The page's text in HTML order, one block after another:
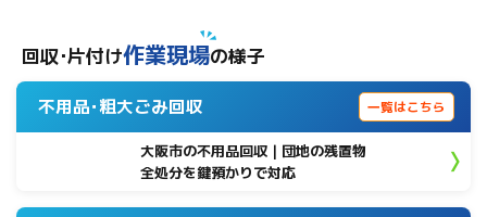
回収･片付け作業現場の様子
不用品･粗大ごみ回収 一覧はこちら
大阪市の不用品回収｜団地の残置物
全処分を鍵預かりで対応